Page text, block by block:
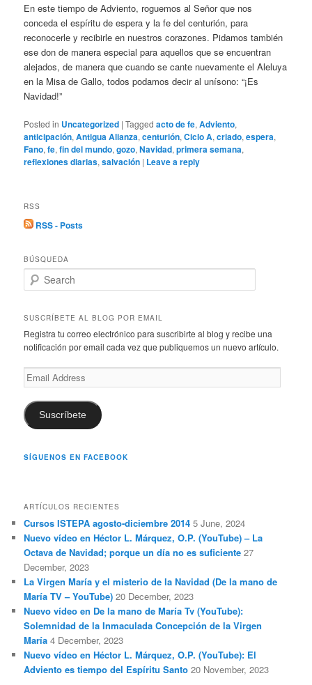
En este tiempo de Adviento, roguemos al Señor que nos
conceda el espíritu de espera y la fe del centurión, para
reconocerle y recibirle en nuestros corazones. Pidamos también
ese don de manera especial para aquellos que se encuentran
alejados, de manera que cuando se cante nuevamente el Aleluya
en la Misa de Gallo, todos podamos decir al unísono: “¡Es
Navidad!”
Posted in Uncategorized |Tagged acto de fe,Adviento,
anticipación,Antigua Alianza,centurión,Ciclo A,criado,espera,
Fano,fe,fin del mundo,gozo,Navidad,primera semana,
reflexiones diarias,salvación | Leave a reply
RSS
RSS - Posts
BÚSQUEDA
e
r
h
SUSCRÍBETE AL BLOG POR EMAIL
Registra tu correo electrónico para suscribirte al blog y recibe una
notificación por email cada vez que publiquemos un nuevo artículo.
Email
Address
Suscríbete
SÍGUENOS EN FACEBOOK
ARTÍCULOS RECIENTES
Cursos ISTEPA agosto-diciembre 2014 5 June, 2024
Nuevo vídeo en Héctor L. Márquez, O.P. (YouTube) – La
Octava de Navidad; porque un día no es suficiente 27
December, 2023
La Virgen María y el misterio de la Navidad (De la mano de
María TV – YouTube) 20 December, 2023
Nuevo vídeo en De la mano de María Tv (YouTube):
Solemnidad de la Inmaculada Concepción de la Virgen
María 4 December, 2023
Nuevo vídeo en Héctor L. Márquez, O.P. (YouTube): El
Adviento es tiempo del Espíritu Santo 20 November, 2023